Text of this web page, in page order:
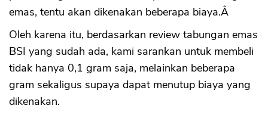
emas, tentu akan dikenakan beberapa biaya.Â
Oleh karena itu, berdasarkan review tabungan emas
BSI yang sudah ada, kami sarankan untuk membeli
tidak hanya 0,1 gram saja, melainkan beberapa
gram sekaligus supaya dapat menutup biaya yang
dikenakan.